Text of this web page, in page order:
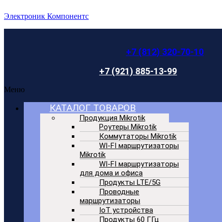
Электроник Компонентс
+7 (812) 320-70-10
+7 (921) 885-13-99
Меню
КАТАЛОГ ТОВАРОВ
Продукция Mikrotik
Роутеры Mikrotik
Коммутаторы Mikrotik
WI-FI маршрутизаторы
Mikrotik
WI-FI маршрутизаторы
для дома и офиса
Продукты LTE/5G
Проводные
маршрутизаторы
IoT устройства
Продукты 60 ГГц